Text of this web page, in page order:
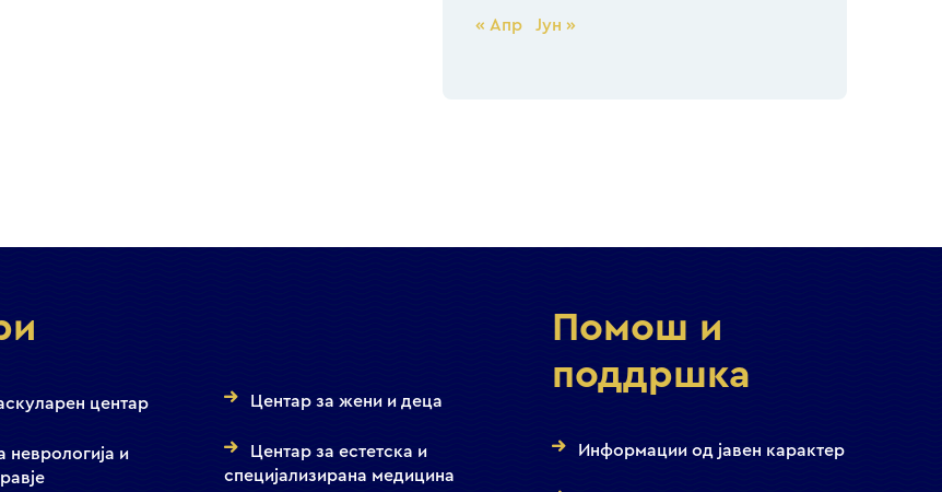
« Апр Јун »
центар
неврологија и
Центар за жени и деца
Центар за естетска и
специјализирана медицина
Помош и
поддршка
Информации од јавен карактер